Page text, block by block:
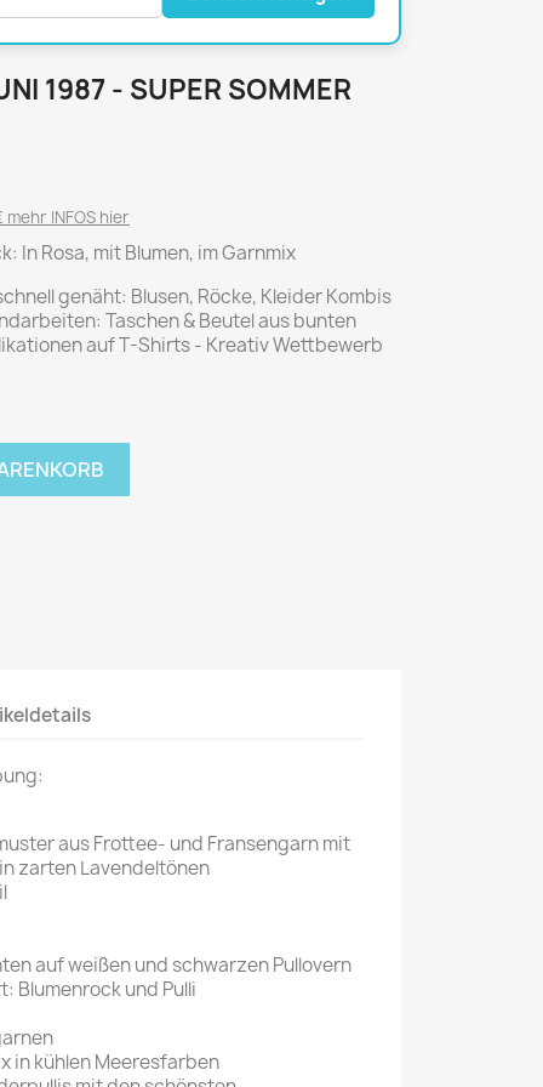
P.M. Biografie
PM Magazin
Metal Hammer
Rolling Stone
neue mode
Ottobre
Magazine
1987 - SUPER SOMMER
INFOS hier
In Rosa, mit Blumen, im Garnmix
genäht: Blusen, Röcke, Kleider Kombis
Taschen & Beutel aus bunten
auf T-Shirts - Kreativ Wettbewerb
aus Frottee- und Fransengarn mit
zarten Lavendeltönen
auf weißen und schwarzen Pullovern
Blumenrock und Pulli
in kühlen Meeresfarben